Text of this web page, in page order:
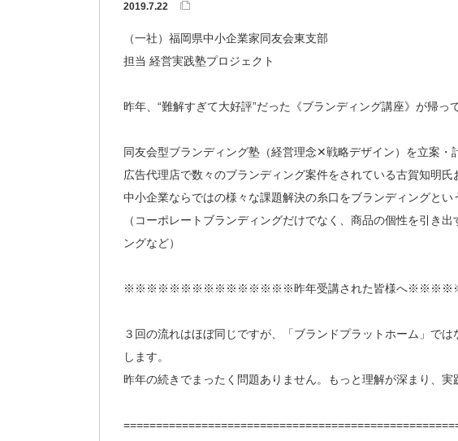
2019.7.22
（一社）福岡県中小企業家同友会東支部
担当 経営実践塾プロジェクト
昨年、“難解すぎて大好評”だった《ブランディング講座》が帰っ
同友会型ブランディング塾（経営理念✕戦略デザイン）を立案・
広告代理店で数々のブランディング案件をされている古賀知明氏
中小企業ならではの様々な課題解決の糸口をブランディングとい
（コーポレートブランディングだけでなく、商品の個性を引き
ングなど）
※※※※※※※※※※※※※※※昨年受講された皆様へ
３回の流れはほぼ同じですが、「ブランドプラットホーム」で
します。
昨年の続きでまったく問題ありません。もっと理解が深まり、実